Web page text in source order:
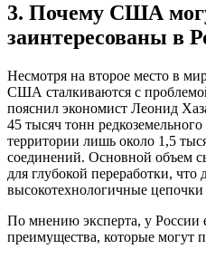
3. Почему США
заинтересованы в
Несмотря на второе место в
США сталкиваются с
пояснил экономист Леонид
45 тысяч тонн
территории лишь около 1,5
соединений. Основной объем
для глубокой переработки, что
высокотехнологичные
По мнению эксперта, у России
преимущества, которые